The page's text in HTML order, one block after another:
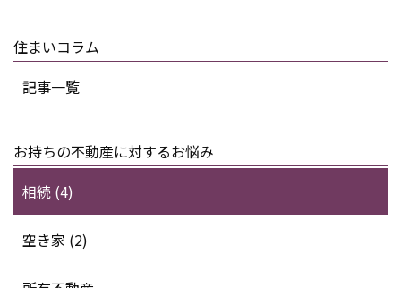
住まいコラム
記事一覧
お持ちの不動産に対するお悩み
相続 (4)
空き家 (2)